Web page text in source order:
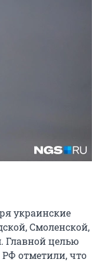
украинские
Смоленской,
Главной целью
отметили, что